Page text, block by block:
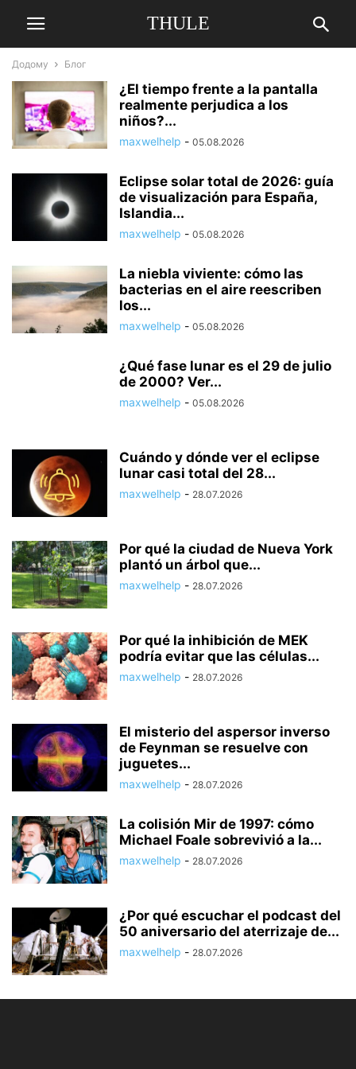
THULE
Додому Блог
¿El tiempo frente a la pantalla
realmente perjudica a los
niños?...
maxwelhelp - 05.08.2026
Eclipse solar total de 2026: guía
de visualización para España,
Islandia...
maxwelhelp - 05.08.2026
La niebla viviente: cómo las
bacterias en el aire reescriben
los...
maxwelhelp - 05.08.2026
¿Qué fase lunar es el 29 de julio
de 2000? Ver...
maxwelhelp - 05.08.2026
Cuándo y dónde ver el eclipse
lunar casi total del 28...
maxwelhelp - 28.07.2026
Por qué la ciudad de Nueva York
plantó un árbol que...
maxwelhelp - 28.07.2026
Por qué la inhibición de MEK
podría evitar que las células...
maxwelhelp - 28.07.2026
El misterio del aspersor inverso
de Feynman se resuelve con
juguetes...
maxwelhelp - 28.07.2026
La colisión Mir de 1997: cómo
Michael Foale sobrevivió a la...
maxwelhelp - 28.07.2026
¿Por qué escuchar el podcast del
50 aniversario del aterrizaje de...
maxwelhelp - 28.07.2026